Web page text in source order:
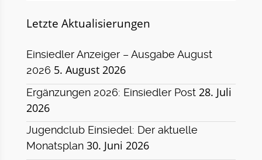
Letzte Aktualisierungen
Einsiedler Anzeiger – Ausgabe August
2026 5. August 2026
Ergänzungen 2026: Einsiedler Post 28. Juli
2026
Jugendclub Einsiedel: Der aktuelle
Monatsplan 30. Juni 2026